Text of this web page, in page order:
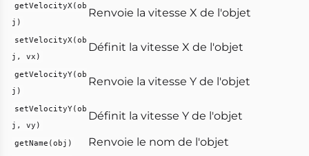
getVelocityX(ob
j)
Renvoie la vitesse X de l'objet
setVelocityX(ob
j, vx)
Définit la vitesse X de l'objet
getVelocityY(ob
j)
Renvoie la vitesse Y de l'objet
setVelocityY(ob
j, vy)
Définit la vitesse Y de l'objet
getName(obj) Renvoie le nom de l'objet